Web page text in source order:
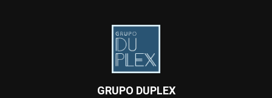
GRUPO DUPLEX